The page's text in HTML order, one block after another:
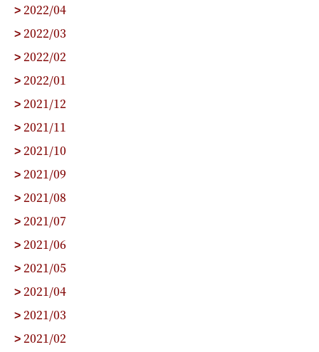
> 2022/04
> 2022/03
> 2022/02
> 2022/01
> 2021/12
> 2021/11
> 2021/10
> 2021/09
> 2021/08
> 2021/07
> 2021/06
> 2021/05
> 2021/04
> 2021/03
> 2021/02